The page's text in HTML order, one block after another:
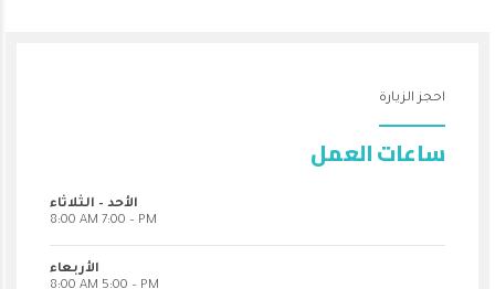
احجز الزيارة
ساعات العمل
الأحد – الثلاثاء
8:00 AM 7:00 – PM
الأربعاء
8:00 AM 5:00 – PM